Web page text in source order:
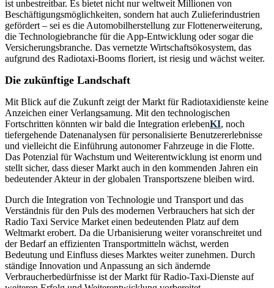
ist unbestreitbar. Es bietet nicht nur weltweit Millionen von
Beschäftigungsmöglichkeiten, sondern hat auch Zulieferindustrien
gefördert – sei es die Automobilherstellung zur Flottenerweiterung,
die Technologiebranche für die App-Entwicklung oder sogar die
Versicherungsbranche. Das vernetzte Wirtschaftsökosystem, das
aufgrund des Radiotaxi-Booms floriert, ist riesig und wächst weiter.
Die zukünftige Landschaft
Mit Blick auf die Zukunft zeigt der Markt für Radiotaxidienste keine
Anzeichen einer Verlangsamung. Mit den technologischen
Fortschritten könnten wir bald die Integration erlebenKI, noch
tiefergehende Datenanalysen für personalisierte Benutzererlebnisse
und vielleicht die Einführung autonomer Fahrzeuge in die Flotte.
Das Potenzial für Wachstum und Weiterentwicklung ist enorm und
stellt sicher, dass dieser Markt auch in den kommenden Jahren ein
bedeutender Akteur in der globalen Transportszene bleiben wird.
Durch die Integration von Technologie und Transport und das
Verständnis für den Puls des modernen Verbrauchers hat sich der
Radio Taxi Service Market einen bedeutenden Platz auf dem
Weltmarkt erobert. Da die Urbanisierung weiter voranschreitet und
der Bedarf an effizienten Transportmitteln wächst, werden
Bedeutung und Einfluss dieses Marktes weiter zunehmen. Durch
ständige Innovation und Anpassung an sich ändernde
Verbraucherbedürfnisse ist der Markt für Radio-Taxi-Dienste auf